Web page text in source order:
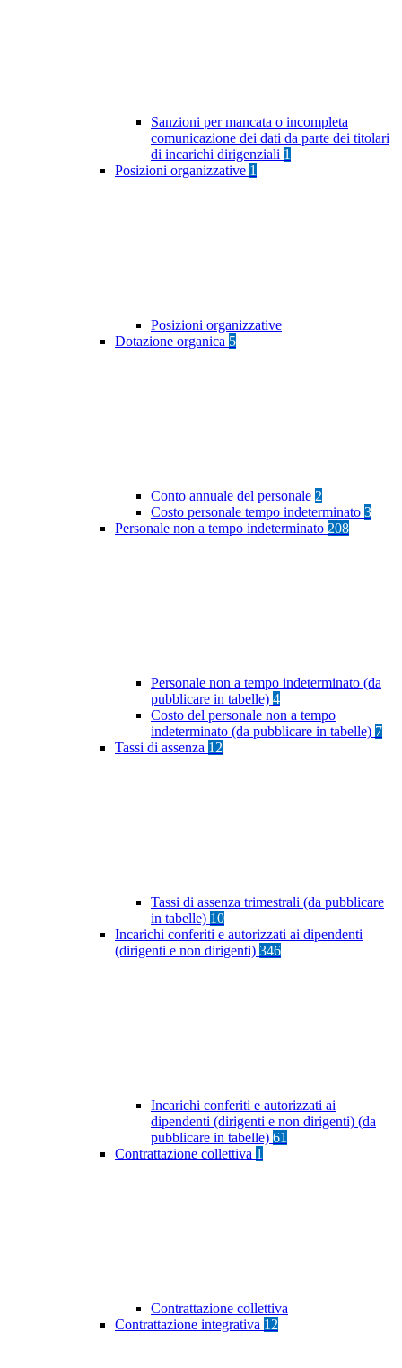
Sanzioni per mancata o incompleta
comunicazione dei dati da parte dei titolari
di incarichi dirigenziali 1
Posizioni organizzative 1
Posizioni organizzative
Dotazione organica 5
Conto annuale del personale 2
Costo personale tempo indeterminato 3
Personale non a tempo indeterminato 208
Personale non a tempo indeterminato (da
pubblicare in tabelle) 4
Costo del personale non a tempo
indeterminato (da pubblicare in tabelle) 7
Tassi di assenza 12
Tassi di assenza trimestrali (da pubblicare
in tabelle) 10
Incarichi conferiti e autorizzati ai dipendenti
(dirigenti e non dirigenti) 346
Incarichi conferiti e autorizzati ai
dipendenti (dirigenti e non dirigenti) (da
pubblicare in tabelle) 61
Contrattazione collettiva 1
Contrattazione collettiva
Contrattazione integrativa 12